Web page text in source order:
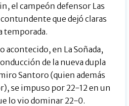
el campeón defensor Las
que dejó claras
temporada.
acontecido, en La Soñada,
de la nueva dupla
Santoro (quien además
se impuso por 22-12 en un
lo vio dominar 22-0.